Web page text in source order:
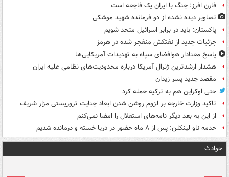
فارن افرز: جنگ با ایران یک فاجعه است
تصاویر دیده‌ نشده از دو فرمانده شهید موشکی
پاکستان: باید در برابر اسرائیل متحد شویم
جزئیات جدید از نفتکش منفجر شده در هرمز
پاسخ معنادار هوافضای سپاه به تهدیدات آمریکایی‌ها
هشدار ارشدترین ژنرال آمریکا درباره محدودیت‌های نظامی علیه ایران
مقصد جدید پسر زیدان
حتی اوکراین هم به ترکیه حمله کرد
تاکید وزارت خارجه بر لزوم روشن شدن ابعاد جنایت تروریستی مزار شریف
از این به بعد دیگر نامه‌های استقلال را امضا نمی‌کنم
خدمه ناو لینکلن: پس از ۸ ماه حضور در دریا خسته و درمانده‌ شدیم
حوادث